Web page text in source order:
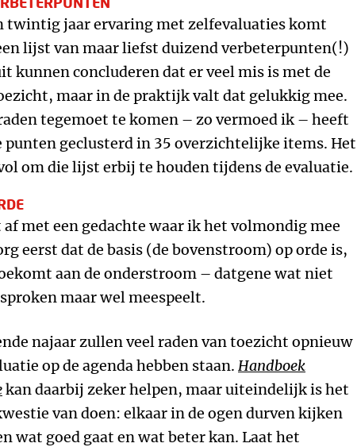
twintig jaar ervaring met zelfevaluaties komt
lijst van maar liefst duizend verbeterpunten(!)
kunnen concluderen dat er veel mis is met de
maar in de praktijk valt dat gelukkig mee.
tegemoet te komen – zo vermoed ik – heeft
punten geclusterd in 35 overzichtelijke items. Het
om die lijst erbij te houden tijdens de evaluatie.
met een gedachte waar ik het volmondig mee
eerst dat de basis (de bovenstroom) op orde is,
aan de onderstroom – datgene wat niet
maar wel meespeelt.
najaar zullen veel raden van toezicht opnieuw
op de agenda hebben staan. Handboek
kan daarbij zeker helpen, maar uiteindelijk is het
van doen: elkaar in de ogen durven kijken
wat goed gaat en wat beter kan. Laat het